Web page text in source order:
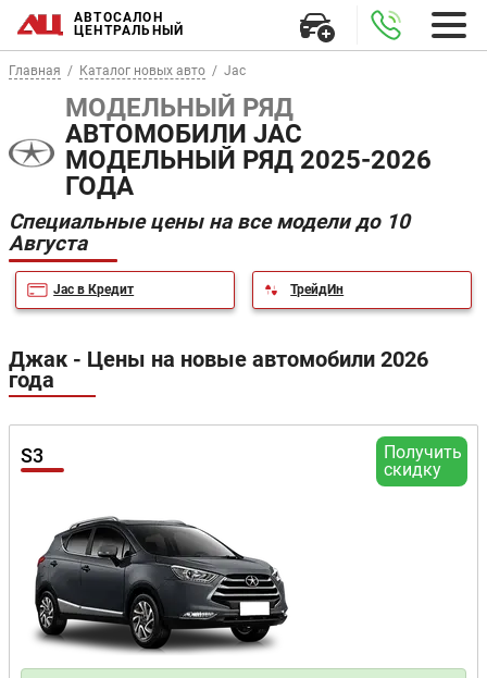
АВТОСАЛОН
ЦЕНТРАЛЬНЫЙ
Главная Каталог новых авто Jac
МОДЕЛЬНЫЙ РЯД
АВТОМОБИЛИ JAC
МОДЕЛЬНЫЙ РЯД 2025-2026
ГОДА
Специальные цены на все модели до 10
Августа
Jac в Кредит ТрейдИн
Джак - Цены на новые автомобили 2026
года
Получить
скидку
S3